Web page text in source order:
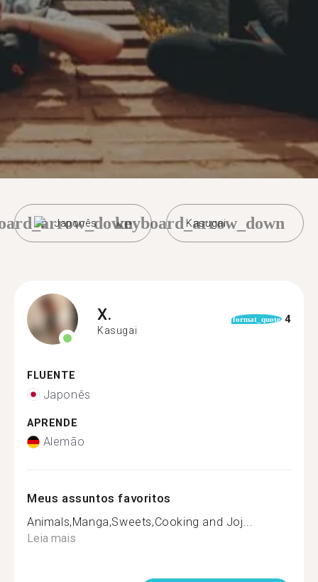
Japonês Kasugai
keyboard_arrow_down
X.
Kasugai
format_quote 4
FLUENTE
Japonês
APRENDE
Alemão
Meus assuntos favoritos
Animals,Manga,Sweets,Cooking and Joj...
Leia mais